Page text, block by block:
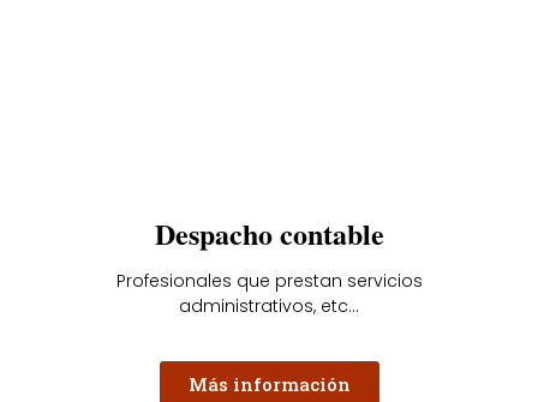
Despacho contable
Profesionales que prestan servicios
administrativos, etc...
Más información